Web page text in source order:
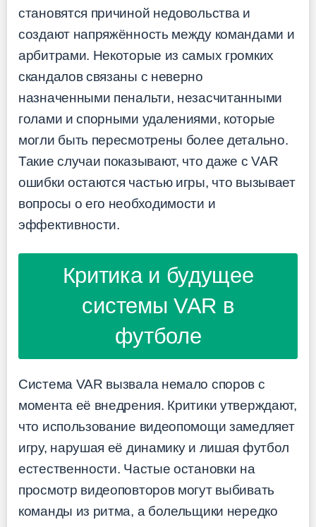
становятся причиной недовольства и
создают напряжённость между командами и
арбитрами. Некоторые из самых громких
скандалов связаны с неверно
назначенными пенальти, незасчитанными
голами и спорными удалениями, которые
могли быть пересмотрены более детально.
Такие случаи показывают, что даже с VAR
ошибки остаются частью игры, что вызывает
вопросы о его необходимости и
эффективности.
Критика и будущее
системы VAR в
футболе
Система VAR вызвала немало споров с
момента её внедрения. Критики утверждают,
что использование видеопомощи замедляет
игру, нарушая её динамику и лишая футбол
естественности. Частые остановки на
просмотр видеоповторов могут выбивать
команды из ритма, а болельщики нередко